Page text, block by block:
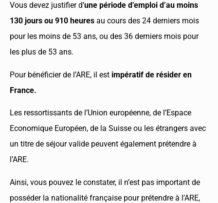
Vous devez justifier d’une période d’emploi d’au moins
130 jours ou 910 heures au cours des 24 derniers mois
pour les moins de 53 ans, ou des 36 derniers mois pour
les plus de 53 ans.
Pour bénéficier de l’ARE, il est impératif de résider en
France.
Les ressortissants de l’Union européenne, de l’Espace
Economique Européen, de la Suisse ou les étrangers avec
un titre de séjour valide peuvent également prétendre à
l’ARE.
Ainsi, vous pouvez le constater, il n’est pas important de
posséder la nationalité française pour prétendre à l’ARE,